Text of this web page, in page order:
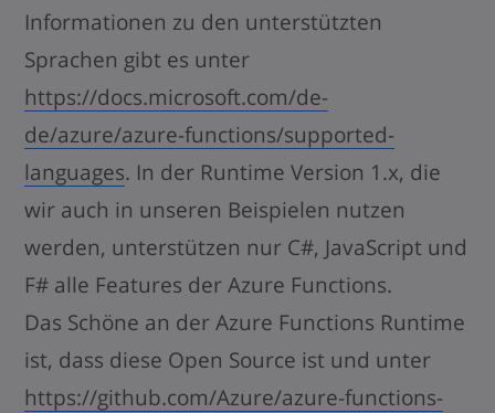
Informationen zu den unterstützten
Sprachen gibt es unter
https://docs.microsoft.com/de-
de/azure/azure-functions/supported-
languages. In der Runtime Version 1.x, die
wir auch in unseren Beispielen nutzen
werden, unterstützen nur C#, JavaScript und
F# alle Features der Azure Functions.
Das Schöne an der Azure Functions Runtime
ist, dass diese Open Source ist und unter
https://github.com/Azure/azure-functions-